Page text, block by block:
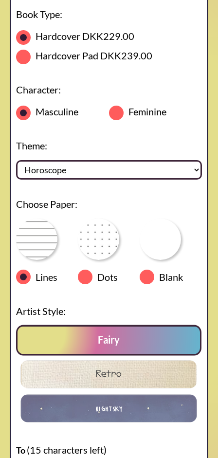
Book Type:
Hardcover DKK229.00
Hardcover Pad DKK239.00
Character:
Masculine
Feminine
Theme:
Choose Paper:
Lines Dots Blank
Artist Style:
Fairy
Retro
nightsky
To(15 characters left)